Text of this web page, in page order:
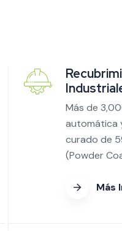
Más de
automática
curado de
(Powder
Más